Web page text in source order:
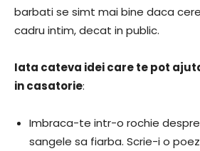
barbati se simt mai bine daca
cadru intim, decat in public.
Iata cateva idei care te pot
in casatorie:
Imbraca-te intr-o rochie
sangele sa fiarba. Scrie-i o